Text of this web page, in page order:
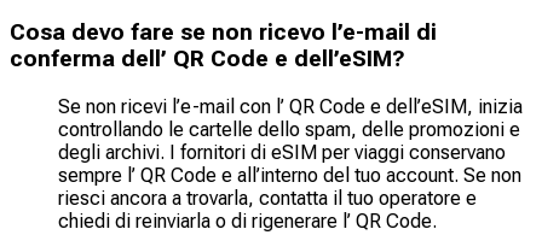
Cosa devo fare se non ricevo l’e-mail di
conferma dell’ QR Code e dell’eSIM?
Se non ricevi l’e-mail con l’ QR Code e dell’eSIM, inizia
controllando le cartelle dello spam, delle promozioni e
degli archivi. I fornitori di eSIM per viaggi conservano
sempre l’ QR Code e all’interno del tuo account. Se non
riesci ancora a trovarla, contatta il tuo operatore e
chiedi di reinviarla o di rigenerare l’ QR Code.